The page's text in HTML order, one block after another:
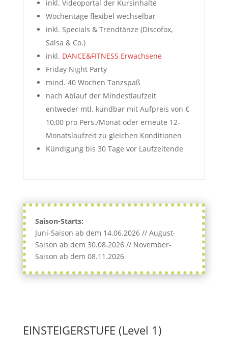
inkl. Videoportal der Kursinhalte
Wochentage flexibel wechselbar
inkl. Specials & Trendtänze (Discofox,
Salsa & Co.)
inkl. DANCE&FITNESS Erwachsene
Friday Night Party
mind. 40 Wochen Tanzspaß
nach Ablauf der Mindestlaufzeit
entweder mtl. kündbar mit Aufpreis von €
10,00 pro Pers./Monat oder erneute 12-
Monatslaufzeit zu gleichen Konditionen
Kündigung bis 30 Tage vor Laufzeitende
Saison-Starts:
Juni-Saison ab dem 14.06.2026 // August-
Saison ab dem 30.08.2026 // November-
Saison ab dem 08.11.2026
EINSTEIGERSTUFE (Level 1)